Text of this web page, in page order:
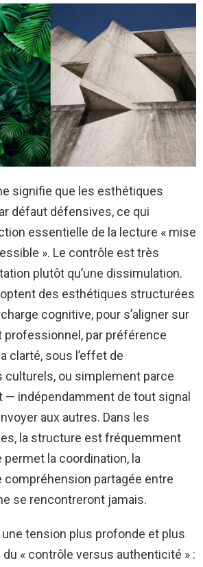
signifie que les esthétiques
défaut défensives, ce qui
essentielle de la lecture « mise
». Le contrôle est très
plutôt qu’une dissimulation.
des esthétiques structurées
cognitive, pour s’aligner sur
professionnel, par préférence
clarté, sous l’effet de
ou simplement parce
— indépendamment de tout signal
aux autres. Dans les
la structure est fréquemment
la coordination, la
compréhension partagée entre
se rencontreront jamais.
tension plus profonde et plus
« contrôle versus authenticité » :